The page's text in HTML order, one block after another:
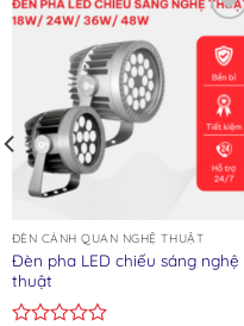
Add to wishlist
ĐÈN CẢNH QUAN NGHỆ THUẬT
Đèn pha LED chiếu sáng nghệ
thuật